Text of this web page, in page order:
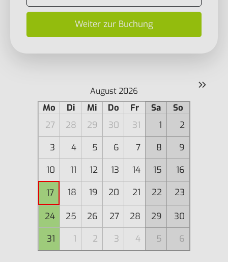
Weiter zur Buchung
»
August 2026
Mo Di Mi Do Fr Sa
So
27
28 29 30 31 1
2
3
4 5 6 7 8
9
10
11 12 13 14 15
16
17
18 19 20 21 22 23
24 25 26 27 28 29
30
31
1 2 3 4 5 6